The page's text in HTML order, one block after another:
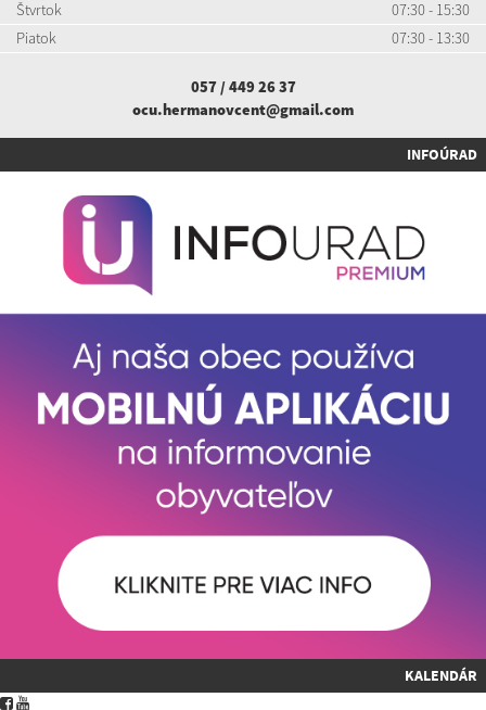
Štvrtok
07:30 - 15:30
Piatok
07:30 - 13:30
057 / 449 26 37
ocu.hermanovcent@gmail.com
INFOÚRAD
KALENDÁR